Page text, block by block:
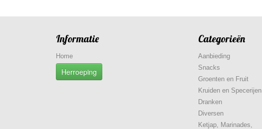
Informatie
Home
Herroeping
Categorieën
Aanbieding
Snacks
Groenten en Fruit
Kruiden en Specerijen
Dranken
Diversen
Ketjap, Marinades,